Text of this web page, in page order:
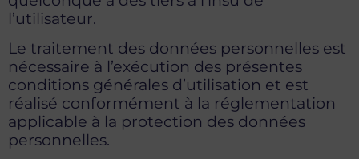
l’utilisateur.
Le traitement des données personnelles est
nécessaire à l’exécution des présentes
conditions générales d’utilisation et est
réalisé conformément à la réglementation
applicable à la protection des données
personnelles.